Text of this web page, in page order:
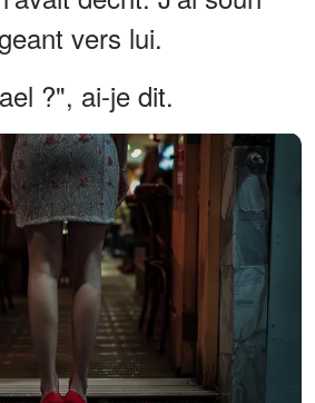
vers lui.
?", ai-je dit.